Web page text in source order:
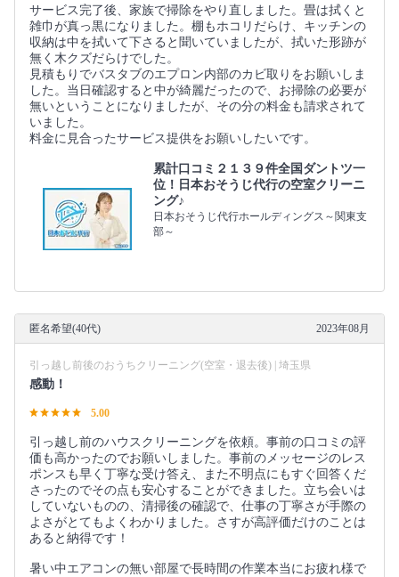
サービス完了後、家族で掃除をやり直しました。畳は拭くと
雑巾が真っ黒になりました。棚もホコリだらけ、キッチンの
収納は中を拭いて下さると聞いていましたが、拭いた形跡が
無く木クズだらけでした。
見積もりでバスタブのエプロン内部のカビ取りをお願いしま
した。当日確認すると中が綺麗だったので、お掃除の必要が
無いということになりましたが、その分の料金も請求されて
いました。
料金に見合ったサービス提供をお願いしたいです。
累計口コミ２１３９件全国ダントツ一
位！日本おそうじ代行の空室クリーニ
ング♪
日本おそうじ代行ホールディングス～関東支
部～
匿名希望(40代) 2023年08月
引っ越し前後のおうちクリーニング(空室・退去後) | 埼玉県
感動！
5.00
引っ越し前のハウスクリーニングを依頼。事前の口コミの評
価も高かったのでお願いしました。事前のメッセージのレス
ポンスも早く丁寧な受け答え、また不明点にもすぐ回答くだ
さったのでその点も安心することができました。立ち会いは
していないものの、清掃後の確認で、仕事の丁寧さが手際の
よさがとてもよくわかりました。さすが高評価だけのことは
あると納得です！
暑い中エアコンの無い部屋で長時間の作業本当にお疲れ様で